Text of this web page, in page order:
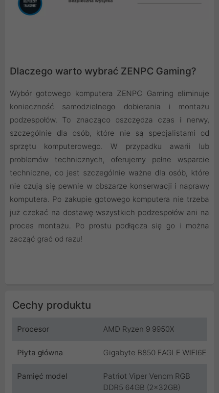
Dlaczego warto wybrać ZENPC Gaming?
Wybór gotowego komputera ZENPC Gaming eliminuje
konieczność samodzielnego dobierania i montażu
podzespołów. To znacząco oszczędza czas i nerwy,
szczególnie dla osób, które nie są specjalistami od
sprzętu komputerowego. W przypadku awarii lub
problemów technicznych, oferujemy pełne wsparcie
techniczne, co jest szczególnie ważne dla osób, które
nie czują się pewnie w obszarze konserwacji i naprawy
komputera. Po zakupie gotowego komputera nie trzeba
już czekać na dostawę wszystkich podzespołów ani na
proces montażu. Po prostu podłącza się go i można
zacząć grać od razu!
Cechy produktu
Procesor AMD Ryzen 9 9950X
Płyta główna Gigabyte B850 EAGLE WIFI6E
Pamięć model
Patriot Viper Venom RGB
DDR5 64GB (2x32GB)